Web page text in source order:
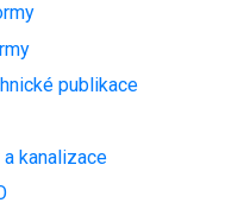
publikace
kanalizace